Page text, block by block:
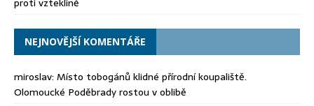
NEJNOVĚJŠÍ KOMENTÁŘE
miroslav: Místo tobogánů klidné přírodní koupaliště.
Olomoucké Poděbrady rostou v oblibě